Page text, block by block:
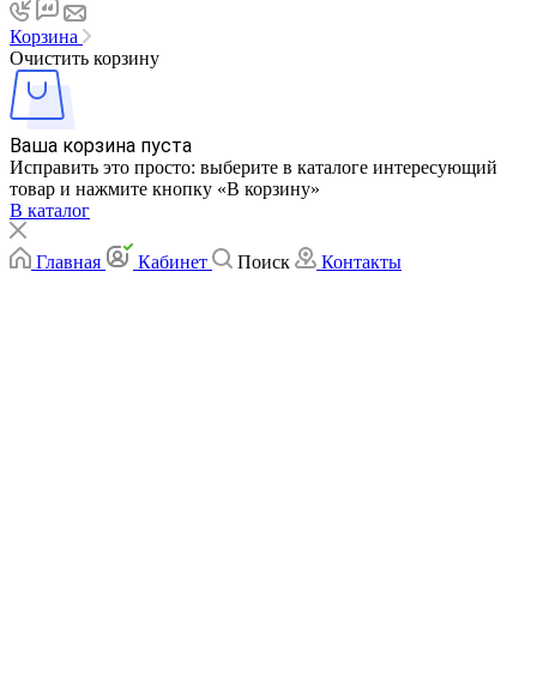
Корзина
Очистить корзину
Ваша корзина пуста
Исправить это просто: выберите в каталоге интересующий
товар и нажмите кнопку «В корзину»
В каталог
Главная Кабинет Поиск Контакты